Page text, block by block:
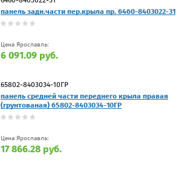
панель задн.части пер.крыла пр. 6460-8403022-31
Цена Ярославль:
6 091.09 руб.
65802-8403034-10ГР
панель средней части переднего крыла правая
(грунтованая) 65802-8403034-10ГР
Цена Ярославль:
17 866.28 руб.